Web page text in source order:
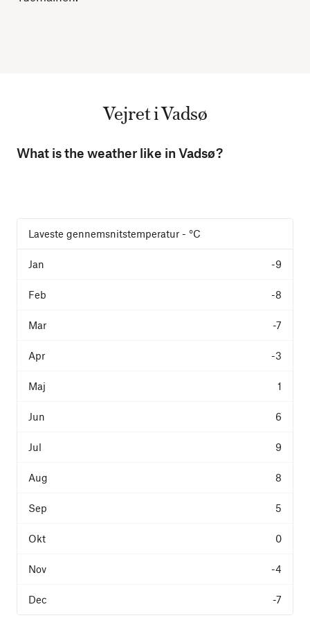
Vejret i Vadsø
What is the weather like in Vadsø?
Laveste gennemsnitstemperatur - °C
-9
-8
-7
-3
1
6
9
8
5
0
-4
-7